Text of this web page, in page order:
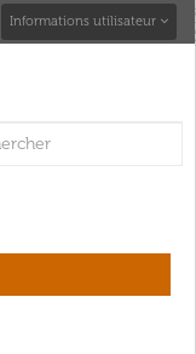
Informations utilisateur